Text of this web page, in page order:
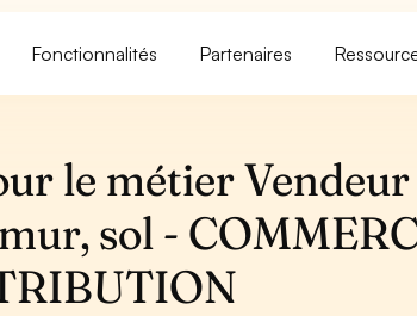
Fonctionnalités Partenaires
le métier
sol -